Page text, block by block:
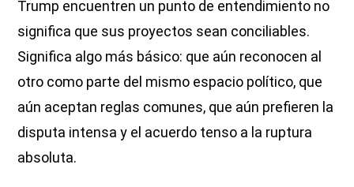
Trump encuentren un punto de entendimiento no
significa que sus proyectos sean conciliables.
Significa algo más básico: que aún reconocen al
otro como parte del mismo espacio político, que
aún aceptan reglas comunes, que aún prefieren la
disputa intensa y el acuerdo tenso a la ruptura
absoluta.